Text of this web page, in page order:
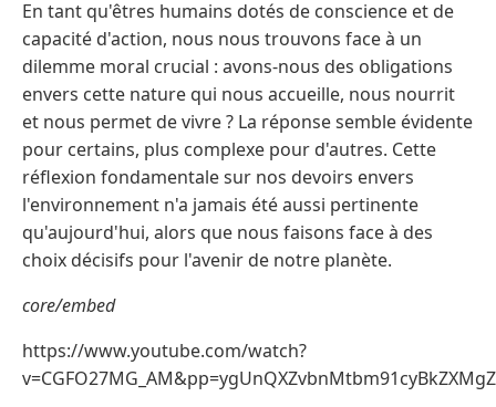
En tant qu'êtres humains dotés de conscience et de
capacité d'action, nous nous trouvons face à un
dilemme moral crucial : avons-nous des obligations
envers cette nature qui nous accueille, nous nourrit
et nous permet de vivre ? La réponse semble évidente
pour certains, plus complexe pour d'autres. Cette
réflexion fondamentale sur nos devoirs envers
l'environnement n'a jamais été aussi pertinente
qu'aujourd'hui, alors que nous faisons face à des
choix décisifs pour l'avenir de notre planète.
core/embed
https://www.youtube.com/watch?